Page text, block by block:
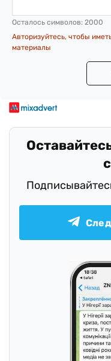
Осталось символов: 2000
Авторизуйтесь, чтобы
материалы